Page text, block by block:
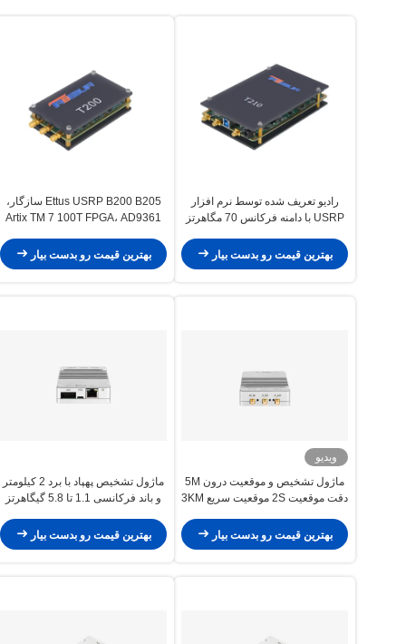
رادیو تعریف شده توسط نرم افزار
USRP با دامنه فرکانس 70 مگاهرتز
کانال های 2T2R
بهترین قیمت رو بدست بیار
Ettus USRP B200 B205 سازگار،
Artix TM 7 100T FPGA، AD9361
هر یک، یک کانال ماژول رادیویی
تعریف شده نرم افزار USRP
بهترین قیمت رو بدست بیار
ویدیو
ماژول تشخیص و موقعیت درون 5M
دقت موقعیت 2S موقعیت سریع 3KM
بهترین قیمت رو بدست بیار
ماژول تشخیص پهپاد با برد 2 کیلومتر
و باند فرکانسی 1.1 تا 5.8 گیگاهرتز
بهترین قیمت رو بدست بیار